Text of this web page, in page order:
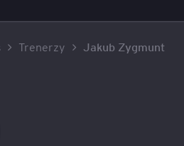
Trenerzy Jakub Zygmunt